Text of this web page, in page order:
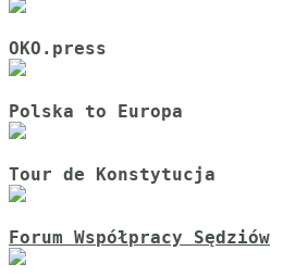
OKO.press
Polska to Europa
Tour de Konstytucja
Forum Współpracy Sędziów